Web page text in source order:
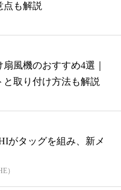
点も解説
扇風機のおすすめ4選｜
と取り付け方法も解説
がタッグを組み、新メ
）